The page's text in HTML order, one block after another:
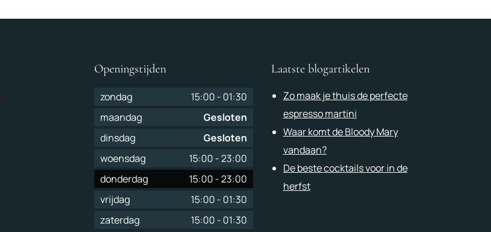
Maurits Volare
Eigenaar
Openingstijden
zondag 15:00 - 01:30
maandag
Gesloten
dinsdag
Gesloten
woensdag
15:00 -23:00
donderdag
15:00 -23:00
vrijdag
15:00 - 01:30
zaterdag
15:00 - 01:30
Laatste blogartikelen
Zo maak je thuis de perfecte
espresso martini
Waar komt de Bloody Mary
vandaan?
De beste cocktails voor in de
herfst